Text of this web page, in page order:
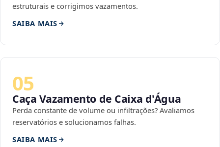
estruturais e corrigimos vazamentos.
SAIBA MAIS
05
Caça Vazamento de Caixa d'Água
Perda constante de volume ou infiltrações? Avaliamos
reservatórios e solucionamos falhas.
SAIBA MAIS